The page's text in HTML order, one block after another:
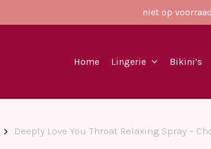
niet op
Home Lingerie Bikini’s
Deeply Love You Throat Relaxing Spray –